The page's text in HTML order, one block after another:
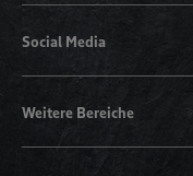
Social Media
Weitere Bereiche